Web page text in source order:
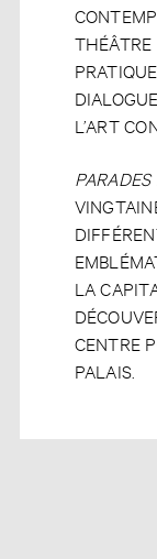
THÉÂTRE
L’ART
LA
CENTRE
PALAIS.